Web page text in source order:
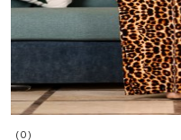
(0)